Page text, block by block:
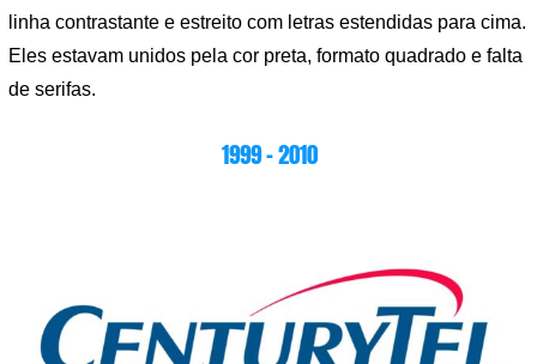
linha contrastante e estreito com letras estendidas para cima.
Eles estavam unidos pela cor preta, formato quadrado e falta
de serifas.
1999 – 2010